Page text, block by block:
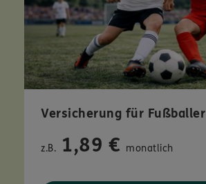
Versicherung für Fußballer
z.B. 1,89 € monatlich